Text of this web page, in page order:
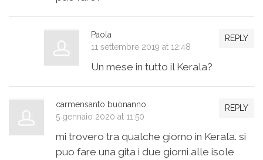
REPLY
Paola
11 settembre 2019 at 12:48
Un mese in tutto il Kerala?
REPLY
carmensanto buonanno
5 gennaio 2020 at 11:50
mi trovero tra qualche giorno in Kerala. si
puo fare una gita i due giorni alle isole